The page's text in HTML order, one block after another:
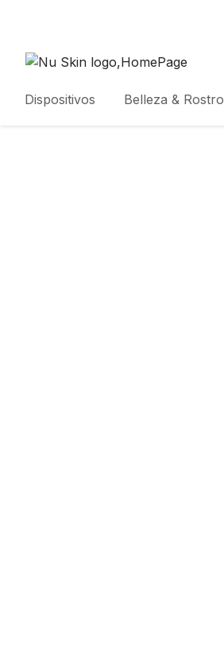
Dispositivos Belleza & Rostro